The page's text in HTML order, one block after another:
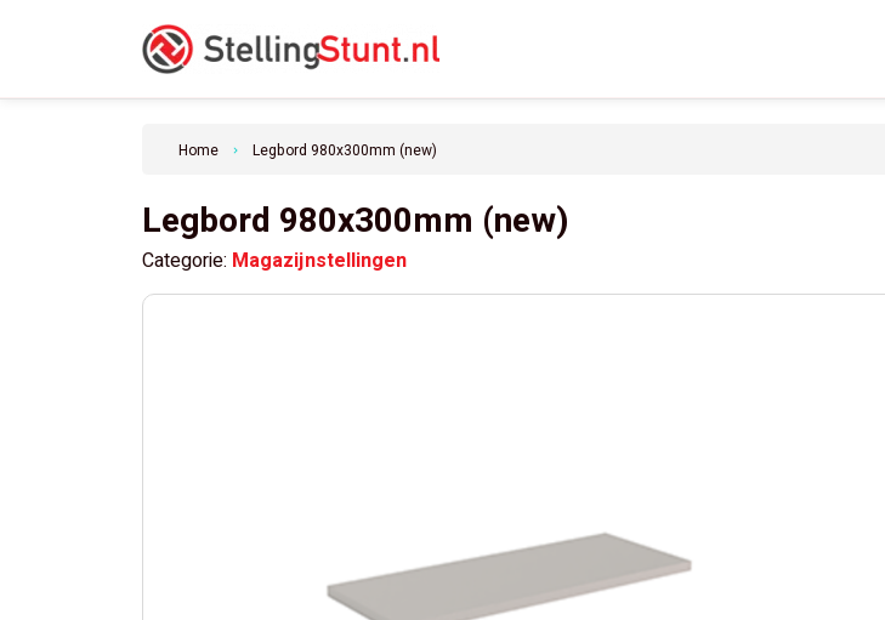
Home keyboard_arrow_right Legbord 980x300mm (new)
Legbord 980x300mm (new)
Categorie: Magazijnstellingen